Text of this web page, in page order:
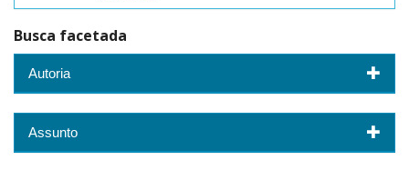
Busca facetada
Autoria
Assunto